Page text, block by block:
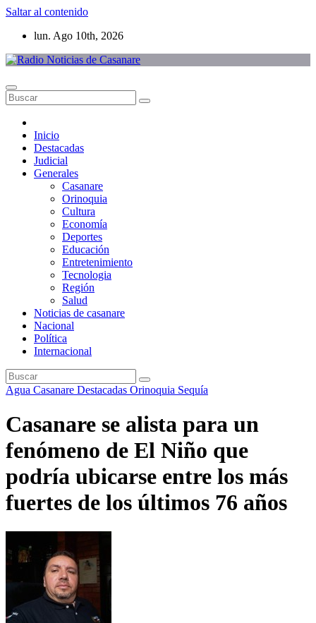
Saltar al contenido
lun. Ago 10th, 2026
Inicio
Destacadas
Judicial
Generales
Casanare
Orinoquia
Cultura
Economía
Deportes
Educación
Entretenimiento
Tecnologia
Región
Salud
Noticias de casanare
Nacional
Política
Internacional
Agua Casanare Destacadas Orinoquia Sequía
Casanare se alista para un
fenómeno de El Niño que
podría ubicarse entre los más
fuertes de los últimos 76 años